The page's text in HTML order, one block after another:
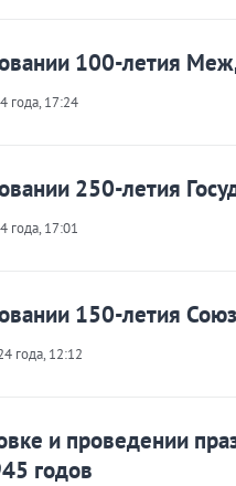
100-летия
года, 17:24
250-летия
года, 17:01
150-летия
года, 12:12
и проведении
годов